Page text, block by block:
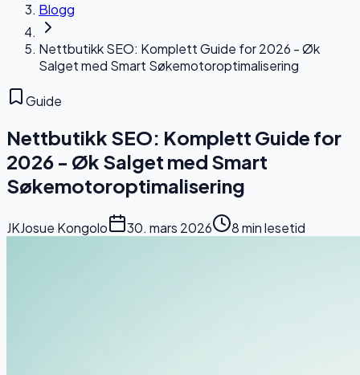
Blogg
Nettbutikk SEO: Komplett Guide for 2026 - Øk
Salget med Smart Søkemotoroptimalisering
Guide
Nettbutikk SEO: Komplett Guide for
2026 - Øk Salget med Smart
Søkemotoroptimalisering
JKJosue Kongolo 30. mars 2026 8 minlesetid